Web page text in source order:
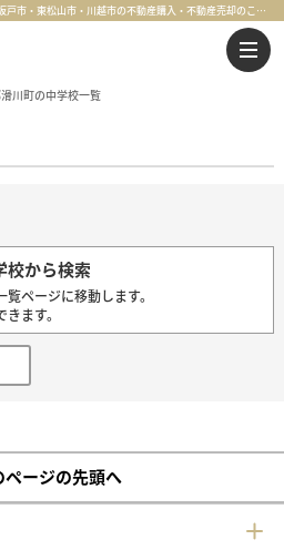
比企郡滑川町の中学校学区一覧｜鶴ヶ島市・坂戸市・東松山市・川越市の不動産購入・不動産売却のことならセンチュリー21明和ハウス
川町の中学校一覧
校から検索
ページに移動します。
ます。
ページの先頭へ